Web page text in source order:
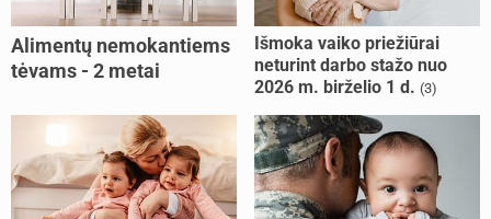
Alimentų nemokantiems
tėvams - 2 metai
Išmoka vaiko priežiūrai
neturint darbo stažo nuo
2026 m. birželio 1 d. (3)